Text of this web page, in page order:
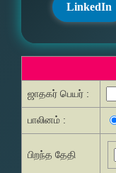
LinkedIn
ஜாதகர் பெயர் :
பாலினம் :
பிறந்த தேதி